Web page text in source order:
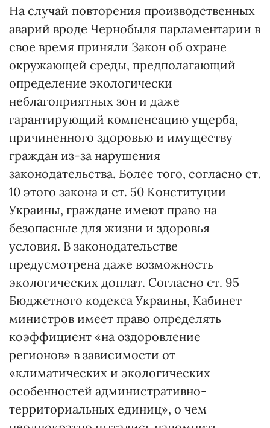
На случай повторения производственных
аварий вроде Чернобыля парламентарии в
свое время приняли Закон об охране
окружающей среды, предполагающий
определение экологически
неблагоприятных зон и даже
гарантирующий компенсацию ущерба,
причиненного здоровью и имуществу
граждан из-за нарушения
законодательства. Более того, согласно ст.
10 этого закона и ст. 50 Конституции
Украины, граждане имеют право на
безопасные для жизни и здоровья
условия. В законодательстве
предусмотрена даже возможность
экологических доплат. Согласно ст. 95
Бюджетного кодекса Украины, Кабинет
министров имеет право определять
коэффициент «на оздоровление
регионов» в зависимости от
«климатических и экологических
особенностей административно-
территориальных единиц», о чем